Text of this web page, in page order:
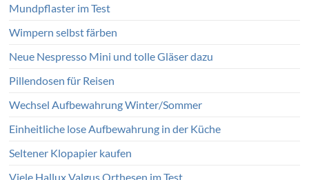
Mundpflaster im Test
Wimpern selbst färben
Neue Nespresso Mini und tolle Gläser dazu
Pillendosen für Reisen
Wechsel Aufbewahrung Winter/Sommer
Einheitliche lose Aufbewahrung in der Küche
Seltener Klopapier kaufen
Viele Hallux Valgus Orthesen im Test